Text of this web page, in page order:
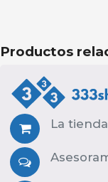
Productos
La